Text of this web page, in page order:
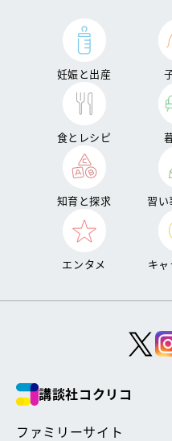
妊娠と出産
食とレシピ
知育と探求 習い
エンタメ キ
講談社コクリコ
ファミリーサイト